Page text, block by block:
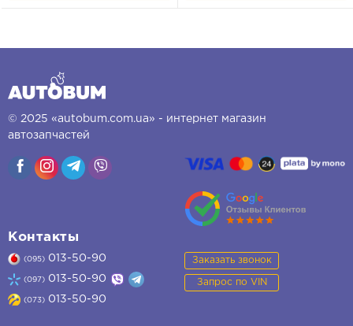
© 2025 «autobum.com.ua» - интернет магазин
автозапчастей
Контакты
(095) 013-50-90
(097) 013-50-90
(073) 013-50-90
Заказать звонок
Запрос по VIN